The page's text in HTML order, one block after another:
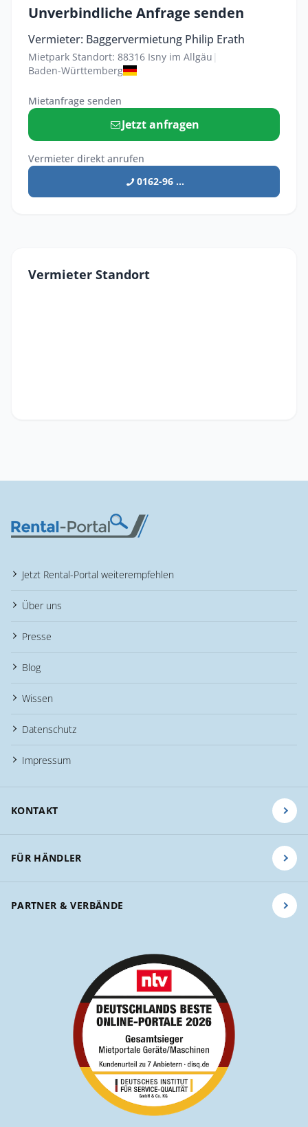
Unverbindliche Anfrage senden
Vermieter: Baggervermietung Philip Erath
Mietpark Standort: 88316 Isny im Allgäu |
Baden-Württemberg
Mietanfrage senden
Jetzt anfragen
Vermieter direkt anrufen
0162-96 ...
Vermieter Standort
Jetzt Rental-Portal weiterempfehlen
Über uns
Presse
Blog
Wissen
Datenschutz
Impressum
KONTAKT
FÜR HÄNDLER
PARTNER & VERBÄNDE